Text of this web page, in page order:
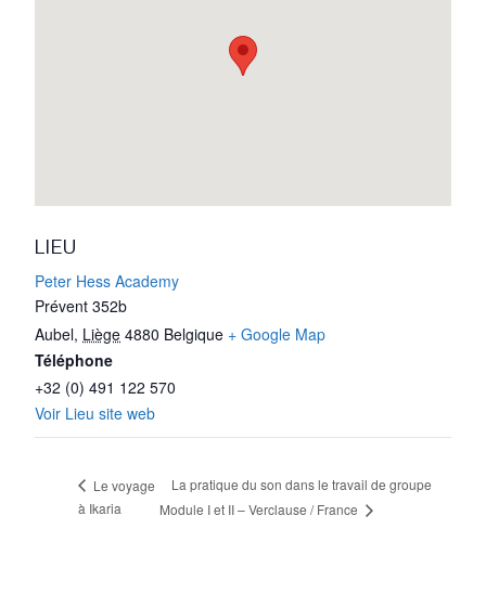
LIEU
Peter Hess Academy
Prévent 352b
Aubel, Liège 4880 Belgique + Google Map
Téléphone
+32 (0) 491 122 570
Voir Lieu site web
Le voyage
à Ikaria
La pratique du son dans le travail de groupe
Module I et II – Verclause / France